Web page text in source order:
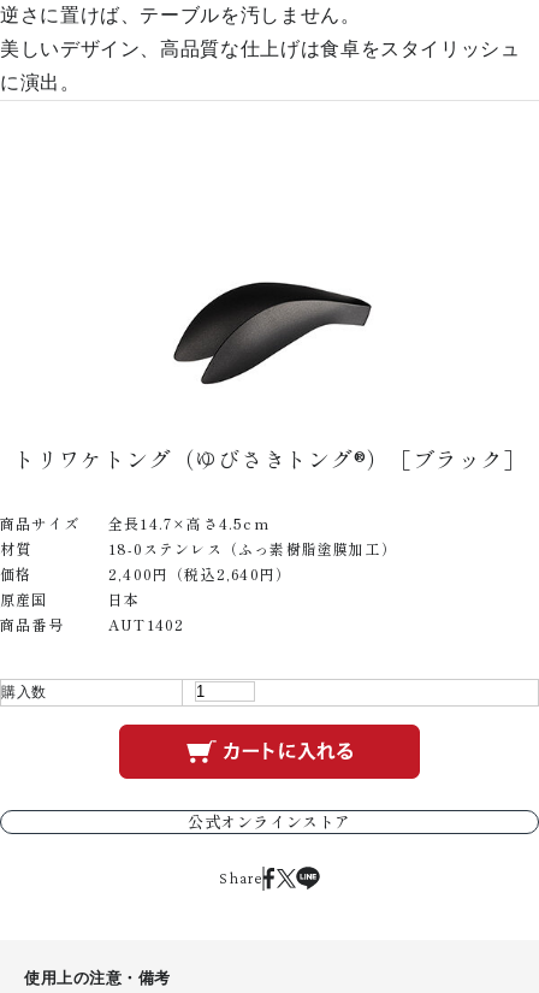
逆さに置けば、テーブルを汚しません。
美しいデザイン、高品質な仕上げは食卓をスタイリッシュ
に演出。
トリワケトング（ゆびさきトング®）［ブラック］
商品サイズ
全長14.7×高さ4.5cm
材質
18-0ステンレス（ふっ素樹脂塗膜加工）
価格
2,400円（税込2,640円）
原産国
日本
商品番号
AUT1402
購入数
公式オンラインストア
Share
使用上の注意・備考